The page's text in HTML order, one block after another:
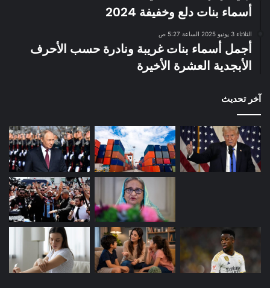
أسماء بنات دلع وخفيفة 2024
الثلاثاء 3 يونيو 2025 الساعة 5:27 ص
أجمل أسماء بنات غريبة ونادرة حسب الأحرف
الأبجدية العشرة الأخيرة
آخر تحديث